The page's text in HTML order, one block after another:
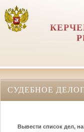
СУДЕБНОЕ
Вывести список дел,